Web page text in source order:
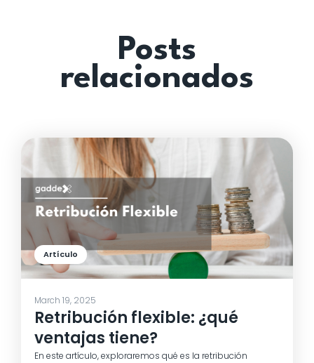
Posts
relacionados
Artículo
March 19, 2025
Retribución flexible: ¿qué
ventajas tiene?
En este artículo, exploraremos qué es la retribución